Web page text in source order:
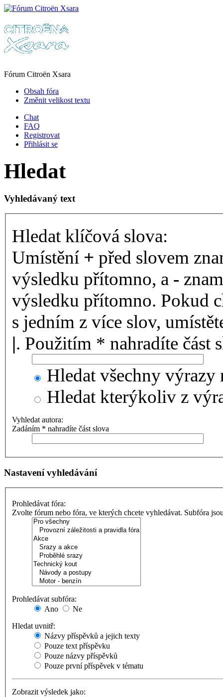
Fórum Citroën Xsara
Obsah fóra
Změnit velikost textu
Chat
FAQ
Registrovat
Přihlásit se
Hledat
Vyhledávaný text
Hledat klíčová slova:
Umístění + před slovem
výsledku přítomno, a -
výsledku přítomno. Pokud
s jedním z více slov,
|. Použitím * nahradíte část
Hledat všechny výrazy
Hledat kterýkoliv z
Vyhledat autora:
Zadáním * nahradíte část slova
Nastavení vyhledávání
Prohledávat fóra:
Zvolte fórum nebo fóra, ve kterých chcete vyhledávat. Subfóra
Prohledávat subfóra:
Ano
Ne
Hledat uvnitř:
Názvy příspěvků a jejich texty
Pouze text příspěvku
Pouze názvy příspěvků
Pouze první příspěvek v tématu
Zobrazit výsledek jako: